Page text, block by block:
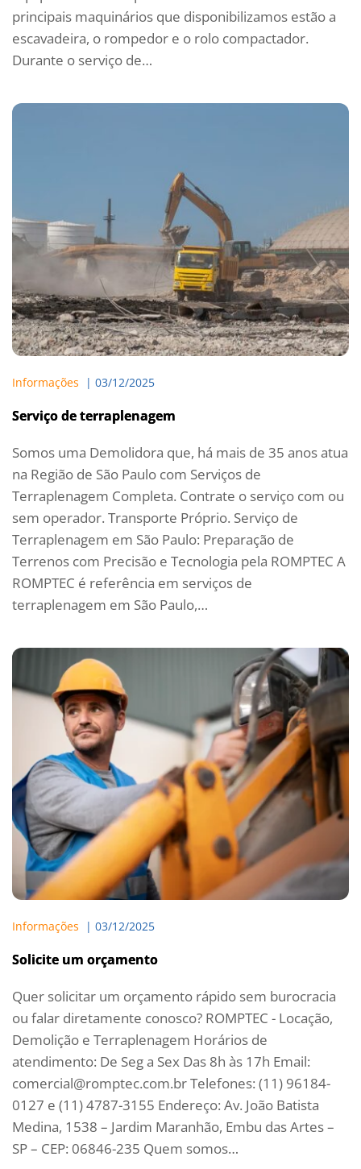
principais maquinários que disponibilizamos estão a
escavadeira, o rompedor e o rolo compactador.
Durante o serviço de…
Informações
  |
03/12/2025
Serviço de terraplenagem
Somos uma Demolidora que, há mais de 35 anos atua
na Região de São Paulo com Serviços de
Terraplenagem Completa. Contrate o serviço com ou
sem operador. Transporte Próprio. Serviço de
Terraplenagem em São Paulo: Preparação de
Terrenos com Precisão e Tecnologia pela ROMPTEC A
ROMPTEC é referência em serviços de
terraplenagem em São Paulo,…
Informações
  |
03/12/2025
Solicite um orçamento
Quer solicitar um orçamento rápido sem burocracia
ou falar diretamente conosco? ROMPTEC - Locação,
Demolição e Terraplenagem Horários de
atendimento: De Seg a Sex Das 8h às 17h Email:
comercial@romptec.com.brTelefones: (11) 96184-
0127 e (11) 4787-3155 Endereço: Av. João Batista
Medina, 1538 – Jardim Maranhão, Embu das Artes –
SP – CEP: 06846-235 Quem somos…